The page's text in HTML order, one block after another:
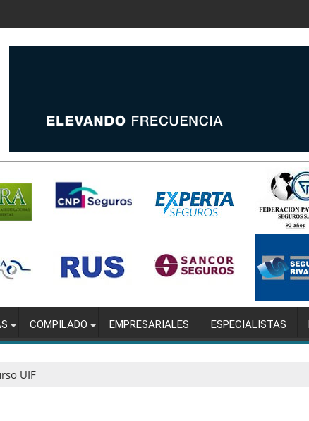
COMPILADO EMPRESARIALES ESPECIALISTAS
UIF